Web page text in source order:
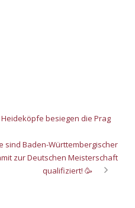
Heideköpfe besiegen die Prag
sind Baden-Württembergischer
zur Deutschen Meisterschaft
qualifiziert! 🥳